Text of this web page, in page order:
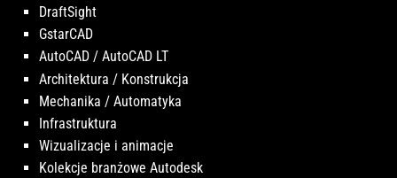
DraftSight
GstarCAD
AutoCAD / AutoCAD LT
Architektura / Konstrukcja
Mechanika / Automatyka
Infrastruktura
Wizualizacje i animacje
Kolekcje branżowe Autodesk